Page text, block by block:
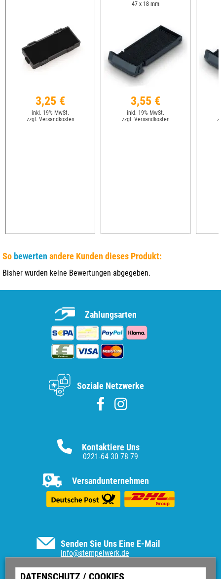
3,25 €
inkl. 19% MwSt.
zzgl. Versandkosten
47 x 18 mm
3,55 €
inkl. 19% MwSt.
zzgl. Versandkosten
So bewerten andere Kunden dieses Produkt:
Bisher wurden keine Bewertungen abgegeben.
Senden Sie Uns Eine E-Mail
info@stempelwerk.de
Informationen
Kontaktiere Uns
0221-64 30 78 79
Versandunternehmen
Zahlungsarten
Soziale Netzwerke